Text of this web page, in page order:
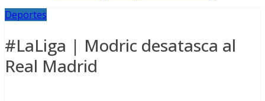
Deportes
#LaLiga | Modric desatasca al
Real Madrid